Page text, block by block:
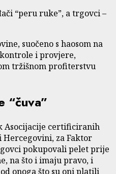
“peru ruke”, a trgovci –
suočeno s haosom na
i provjere,
tržišnom profiterstvu
“čuva”
Asocijacije certificiranih
za Faktor
pokupovali pelet prije
na što i imaju pravo, i
onoga što su oni platili